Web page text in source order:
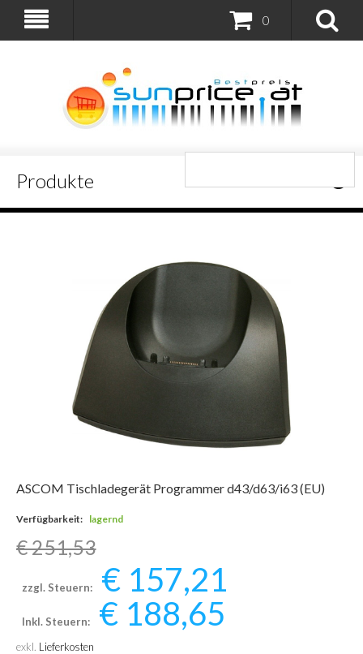
0
Produkte
ASCOM Tischladegerät Programmer d43/d63/i63 (EU)
Verfügbarkeit: lagernd
€ 251,53
zzgl. Steuern: € 157,21
Inkl. Steuern: € 188,65
exkl. Lieferkosten